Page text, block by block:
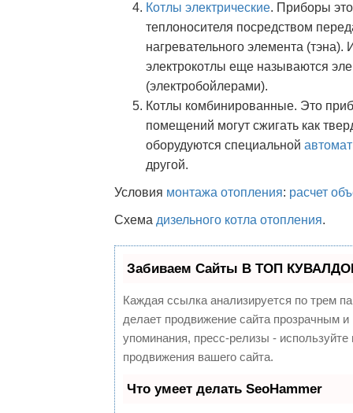
Котлы электрические. Приборы
теплоносителя посредством
нагревательного элемента
электрокотлы еще называются
(электробойлерами).
Котлы комбинированные. Это
помещений могут сжигать как
оборудуются специальной
другой.
Условия монтажа отопления: расчет
Схема дизельного котла отопления.
Забиваем Сайты В ТОП
Каждая ссылка анализируется по трем
делает продвижение сайта прозрачным
упоминания, пресс-релизы -
продвижения вашего сайта.
Что умеет делать SeoHammer